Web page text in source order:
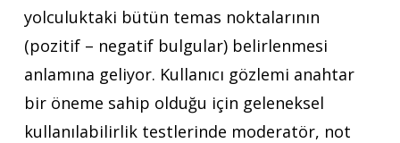
yolculuktaki bütün temas noktalarının
(pozitif – negatif bulgular) belirlenmesi
anlamına geliyor. Kullanıcı gözlemi anahtar
bir öneme sahip olduğu için geleneksel
kullanılabilirlik testlerinde moderatör, not